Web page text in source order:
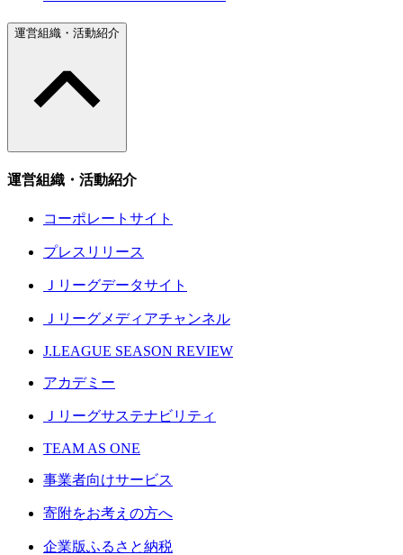
運営組織・活動紹介
運営組織・活動紹介
コーポレートサイト
プレスリリース
Ｊリーグデータサイト
Ｊリーグメディアチャンネル
J.LEAGUE SEASON REVIEW
アカデミー
Ｊリーグサステナビリティ
TEAM AS ONE
事業者向けサービス
寄附をお考えの方へ
企業版ふるさと納税